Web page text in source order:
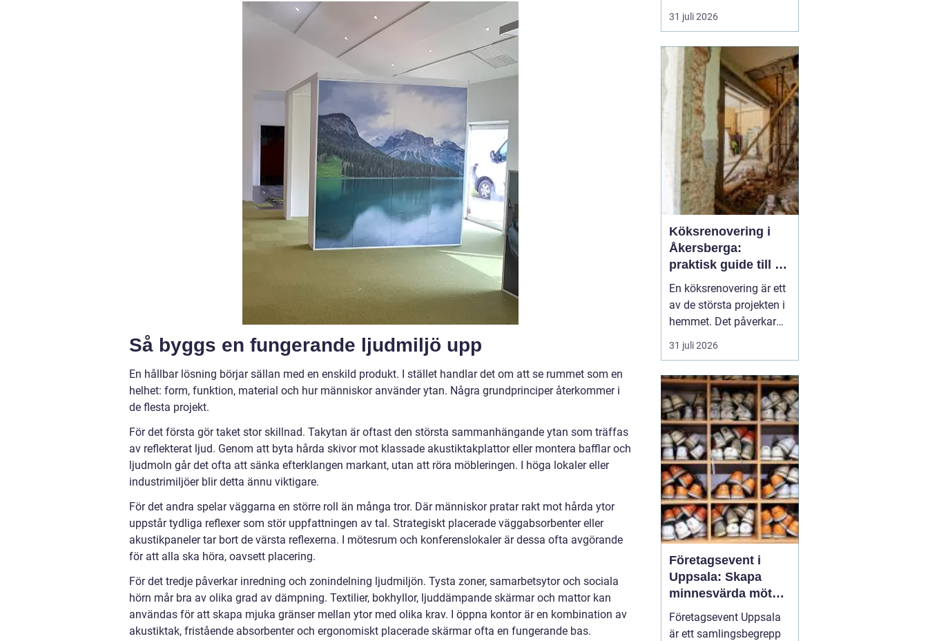
Så byggs en fungerande ljudmiljö upp
En hållbar lösning börjar sällan med en enskild produkt. I stället handlar det om att se rummet som en
helhet: form, funktion, material och hur människor använder ytan. Några grundprinciper återkommer i
de flesta projekt.
För det första gör taket stor skillnad. Takytan är oftast den största sammanhängande ytan som träffas
av reflekterat ljud. Genom att byta hårda skivor mot klassade akustiktakplattor eller montera bafflar och
ljudmoln går det ofta att sänka efterklangen markant, utan att röra möbleringen. I höga lokaler eller
industrimiljöer blir detta ännu viktigare.
För det andra spelar väggarna en större roll än många tror. Där människor pratar rakt mot hårda ytor
uppstår tydliga reflexer som stör uppfattningen av tal. Strategiskt placerade väggabsorbenter eller
akustikpaneler tar bort de värsta reflexerna. I mötesrum och konferenslokaler är dessa ofta avgörande
för att alla ska höra, oavsett placering.
För det tredje påverkar inredning och zonindelning ljudmiljön. Tysta zoner, samarbetsytor och sociala
hörn mår bra av olika grad av dämpning. Textilier, bokhyllor, ljuddämpande skärmar och mattor kan
användas för att skapa mjuka gränser mellan ytor med olika krav. I öppna kontor är en kombination av
akustiktak, fristående absorbenter och ergonomiskt placerade skärmar ofta en fungerande bas.
ryttaren att hitta en
lodrät, stabil sits, ger
genom ryggen och gör
det möjligt att
kommunic...
31 juli 2026
Köksrenovering i
Åkersberga:
praktisk guide till ett
smartare kök
En köksrenovering är ett
av de största projekten i
hemmet. Det påverkar
vardagen, hemmets
värde och hur hela
den som planerar
köksrenovering
Åkersberga gäller det att
kombinera smar...
31 juli 2026
Företagsevent i
Uppsala: Skapa
minnesvärda möten
som bygger
starkare team
Företagsevent Uppsala
är ett samlingsbegrepp